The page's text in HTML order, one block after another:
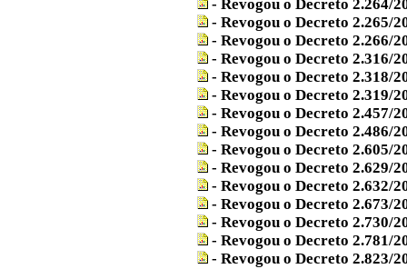
- Revogou o Decreto 2.264/
- Revogou o Decreto 2.265/
- Revogou o Decreto 2.266/
- Revogou o Decreto 2.316/
- Revogou o Decreto 2.318/
- Revogou o Decreto 2.319/
- Revogou o Decreto 2.457/
- Revogou o Decreto 2.486/
- Revogou o Decreto 2.605/
- Revogou o Decreto 2.629/
- Revogou o Decreto 2.632/
- Revogou o Decreto 2.673/
- Revogou o Decreto 2.730/
- Revogou o Decreto 2.781/
- Revogou o Decreto 2.823/